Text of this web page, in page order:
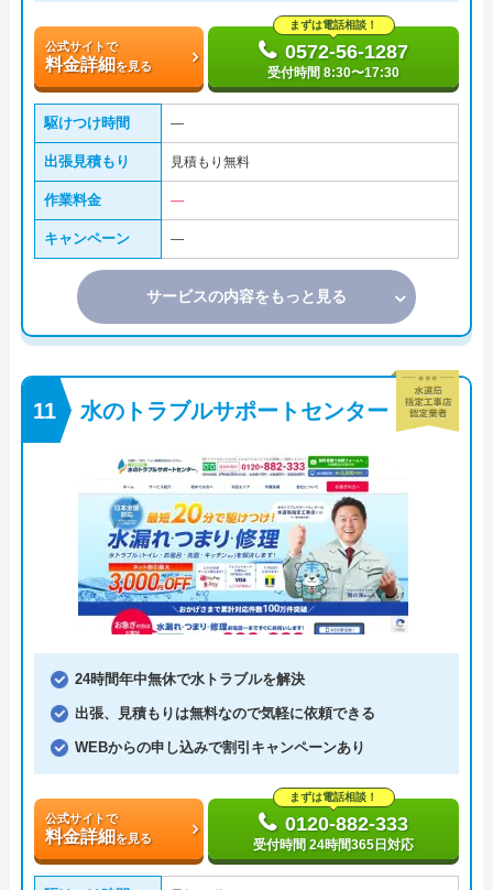
公式サイトで
料金詳細を見る
まずは電話相談！
0572-56-1287
受付時間 8:30〜17:30
駆けつけ時間 ―
出張見積もり 見積もり無料
作業料金 ―
キャンペーン ―
サービスの内容をもっと見る
水のトラブルサポートセンター
24時間年中無休で水トラブルを解決
出張、見積もりは無料なので気軽に依頼できる
WEBからの申し込みで割引キャンペーンあり
公式サイトで
料金詳細を見る
まずは電話相談！
0120-882-333
受付時間 24時間365日対応